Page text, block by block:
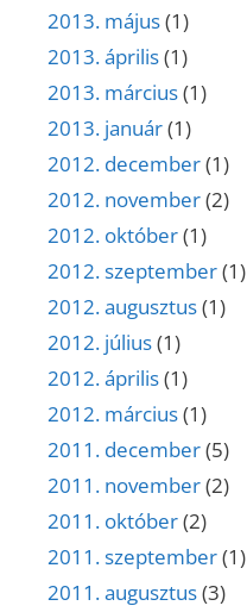
2013. május(1)
2013. április(1)
2013. március(1)
2013. január(1)
2012. december(1)
2012. november(2)
2012. október(1)
2012. szeptember(1)
2012. augusztus(1)
2012. július(1)
2012. április(1)
2012. március(1)
2011. december(5)
2011. november(2)
2011. október(2)
2011. szeptember(1)
2011. augusztus(3)